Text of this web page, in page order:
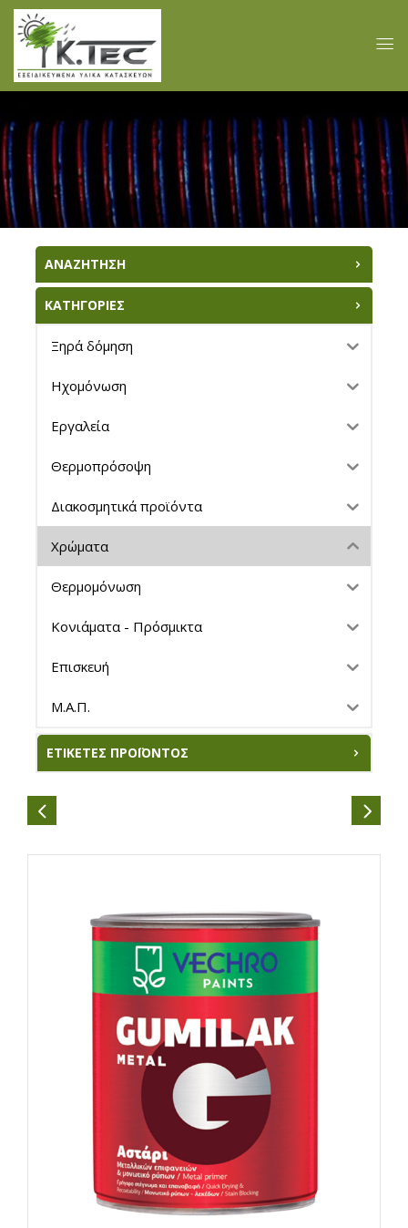
ΑΝΑΖΗΤΗΣΗ
ΚΑΤΗΓΟΡΙΕΣ
Ξηρά δόμηση
Ηχομόνωση
Εργαλεία
Θερμοπρόσοψη
Διακοσμητικά προϊόντα
Χρώματα
Θερμομόνωση
Κονιάματα - Πρόσμικτα
Επισκευή
Μ.Α.Π.
ΕΤΙΚΈΤΕΣ ΠΡΟΪΌΝΤΟΣ